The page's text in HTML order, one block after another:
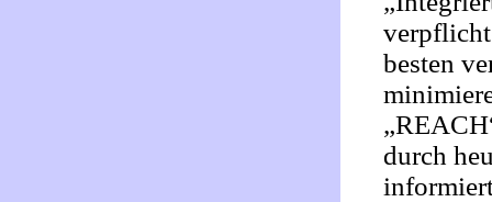
besten
durch